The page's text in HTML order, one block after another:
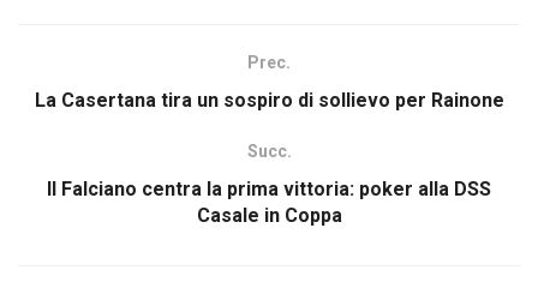
Prec.
La Casertana tira un sospiro di sollievo per Rainone
Succ.
Il Falciano centra la prima vittoria: poker alla DSS
Casale in Coppa